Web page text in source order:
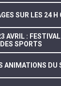
SUR LES 24 H
AVRIL :
DES SPORTS
ANIMATIONS DU